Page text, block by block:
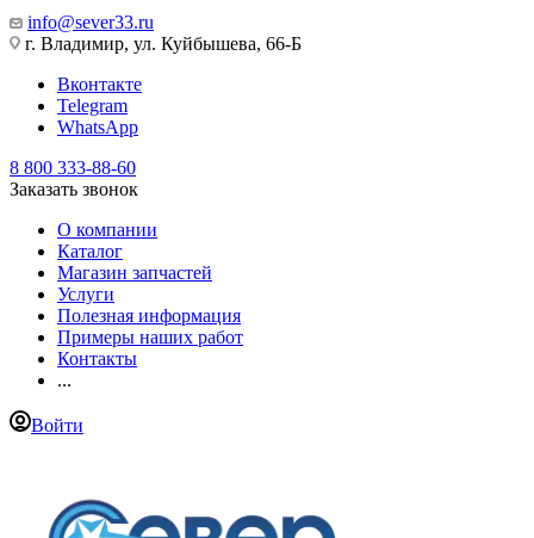
info@sever33.ru
г. Владимир, ул. Куйбышева, 66-Б
Вконтакте
Telegram
WhatsApp
8 800 333-88-60
Заказать звонок
О компании
Каталог
Магазин запчастей
Услуги
Полезная информация
Примеры наших работ
Контакты
...
Войти